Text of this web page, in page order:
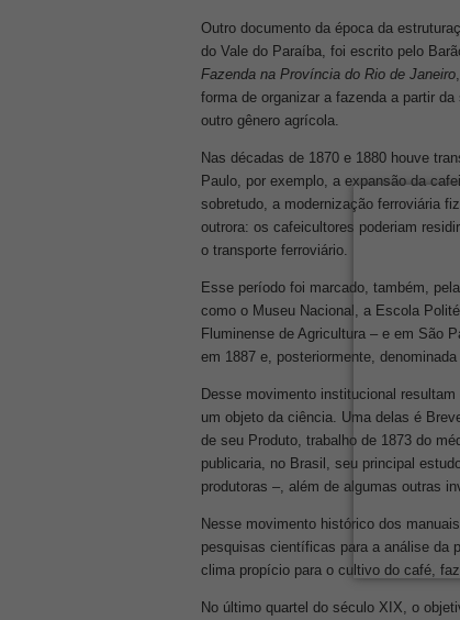
Outro documento da época da
do Vale do Paraíba, foi escrito pelo
Fazenda na Província do Rio de Janeiro
forma de organizar a fazenda a partir
outro gênero agrícola.
Nas décadas de 1870 e 1880 houve
Paulo, por exemplo, a expansão da
sobretudo, a modernização ferroviária
outrora: os cafeicultores poderiam
o transporte ferroviário.
Esse período foi marcado, também,
como o Museu Nacional, a Escola
Fluminense de Agricultura – e em São
em 1887 e, posteriormente,
Desse movimento institucional
um objeto da ciência. Uma delas é
de seu Produto, trabalho de 1873 do
publicaria, no Brasil, seu principal
produtoras –, além de algumas outras
Nesse movimento histórico dos
pesquisas científicas para a análise da
clima propício para o cultivo do café,
No último quartel do século XIX, o